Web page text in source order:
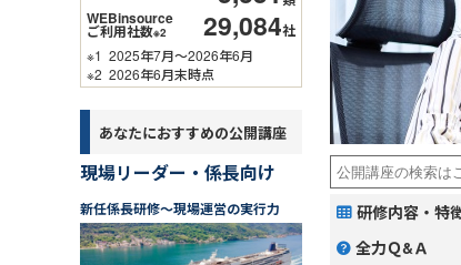
研修内容・特
全力Ｑ&Ａ
WEBinsource
ご利用社数※2 29,084社
※1 2025年7月～2026年6月
※2 2026年6月末時点
あなたにおすすめの公開講座
現場リーダー・係長向け
新任係長研修～現場運営の実行力